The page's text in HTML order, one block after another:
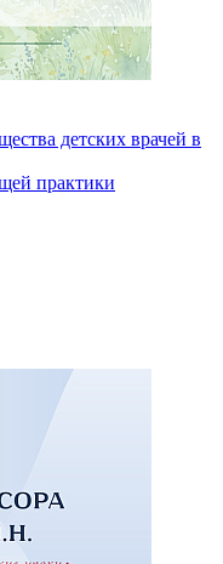
детских врачей в
практики